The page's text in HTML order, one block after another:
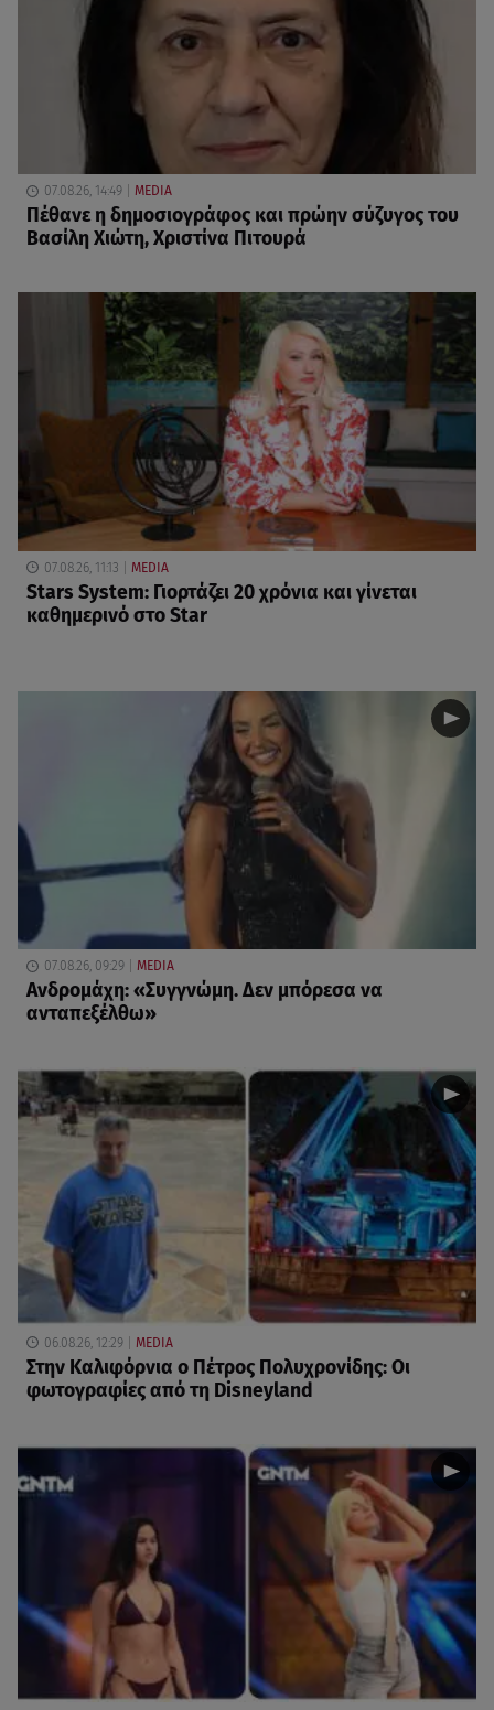
07.08.26, 14:49 MEDIA
Πέθανε η δημοσιογράφος και πρώην σύζυγος του
Βασίλη Χιώτη, Χριστίνα Πιτουρά
07.08.26, 11:13 MEDIA
Stars System: Γιορτάζει 20 χρόνια και γίνεται
καθημερινό στο Star
07.08.26, 09:29 MEDIA
Ανδρομάχη: «Συγγνώμη. Δεν μπόρεσα να
ανταπεξέλθω»
06.08.26, 12:29 MEDIA
Στην Καλιφόρνια ο Πέτρος Πολυχρονίδης: Οι
φωτογραφίες από τη Disneyland